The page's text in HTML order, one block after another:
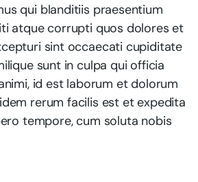
qui blanditiis praesentium
atque corrupti quos dolores et
sint occaecati cupiditate
sunt in culpa qui officia
id est laborum et dolorum
rerum facilis est et expedita
tempore, cum soluta nobis